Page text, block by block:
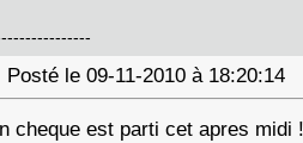
Posté le 09-11-2010 à 18:20:14
cheque est parti cet apres midi